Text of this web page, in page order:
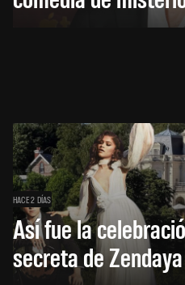
HACE 2 DÍAS
Así fue la
secreta de